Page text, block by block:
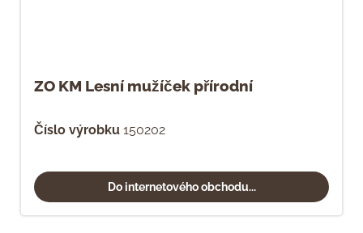
ZO KM Lesní mužíček přírodní
Číslo výrobku 150202
Do internetového obchodu...